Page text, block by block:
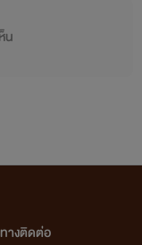
น
างติดต่อ